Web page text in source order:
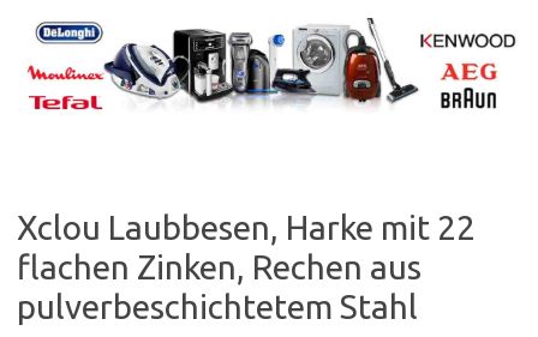
content
Xclou Laubbesen, Harke mit 22
flachen Zinken, Rechen aus
pulverbeschichtetem Stahl